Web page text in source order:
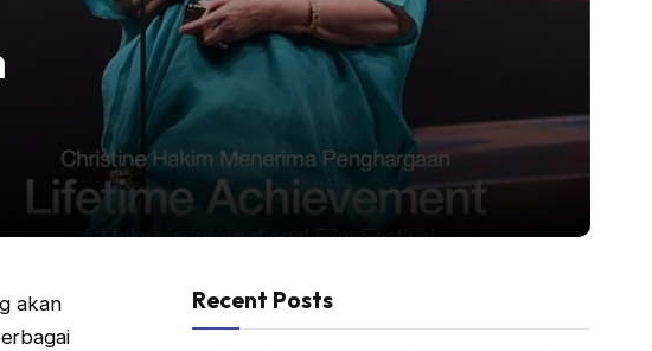
akan
Recent Posts